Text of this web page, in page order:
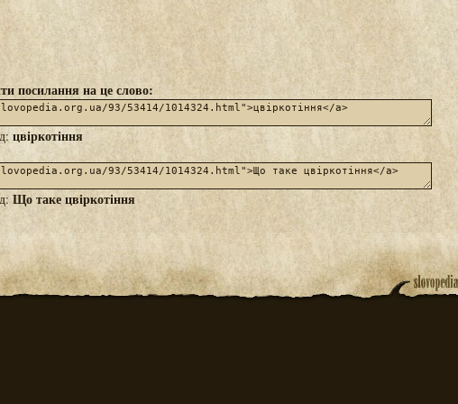
посилання на це слово:
цвіркотіння
Що таке цвіркотіння